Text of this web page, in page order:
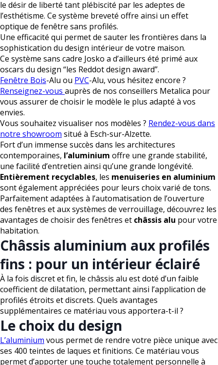
le désir de liberté tant plébiscité par les adeptes de
l’esthétisme. Ce système breveté offre ainsi un effet
optique de fenêtre sans profilés.
Une efficacité qui permet de sauter les frontières dans la
sophistication du design intérieur de votre maison.
Ce système sans cadre Josko a d’ailleurs été primé aux
oscars du design “les Reddot design award”.
Fenêtre Bois-Alu ou PVC-Alu, vous hésitez encore ?
Renseignez-vous auprès de nos conseillers Metalica pour
vous assurer de choisir le modèle le plus adapté à vos
envies.
Vous souhaitez visualiser nos modèles ? Rendez-vous dans
notre showroom situé à Esch-sur-Alzette.
Fort d’un immense succès dans les architectures
contemporaines, l’aluminium offre une grande stabilité,
une facilité d’entretien ainsi qu’une grande longévité.
Entièrement recyclables, les menuiseries en aluminium
sont également appréciées pour leurs choix varié de tons.
Parfaitement adaptées à l’automatisation de l’ouverture
des fenêtres et aux systèmes de verrouillage, découvrez les
avantages de choisir des fenêtres et châssis alu pour votre
habitation.
Châssis aluminium aux profilés
fins : pour un intérieur éclairé
À la fois discret et fin, le châssis alu est doté d’un faible
coefficient de dilatation, permettant ainsi l’application de
profilés étroits et discrets. Quels avantages
supplémentaires ce matériau vous apportera-t-il ?
Le choix du design
L’aluminium vous permet de rendre votre pièce unique avec
ses 400 teintes de laques et finitions. Ce matériau vous
permet d’apporter une touche totalement personnelle à